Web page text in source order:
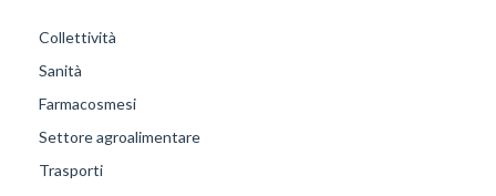
Collettività
Sanità
Farmacosmesi
Settore agroalimentare
Trasporti